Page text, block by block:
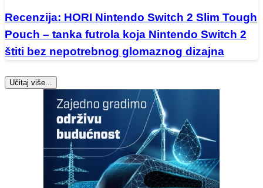
Recenzija: HORI Nintendo Switch 2 Slim Tough
Pouch – tanka futrola koja Nintendo Switch 2
štiti bez nepotrebnog glomaznog dizajna
Učitaj više...